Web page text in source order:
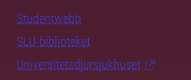
Studentwebb
SLU-biblioteket
Universitetsdjursjukhuset